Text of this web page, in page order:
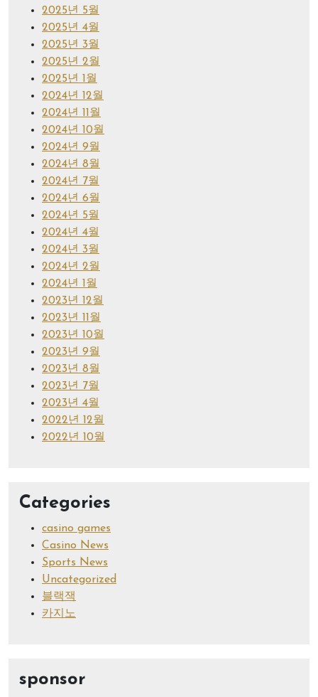
2025년 5월
2025년 4월
2025년 3월
2025년 2월
2025년 1월
2024년 12월
2024년 11월
2024년 10월
2024년 9월
2024년 8월
2024년 7월
2024년 6월
2024년 5월
2024년 4월
2024년 3월
2024년 2월
2024년 1월
2023년 12월
2023년 11월
2023년 10월
2023년 9월
2023년 8월
2023년 7월
2023년 4월
2022년 12월
2022년 10월
Categories
casino games
Casino News
Sports News
Uncategorized
블랙잭
카지노
sponsor